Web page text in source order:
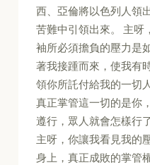
西、亞倫將以色列人領
苦難中引領出來。 主呀
袖所必須擔負的壓力是
著我接踵而來，使我有
領你所託付給我的一切
真正掌管這一切的是你
遵行，眾人就會怎樣行
主呀，你讓我看見我的
身上，真正成敗的掌管